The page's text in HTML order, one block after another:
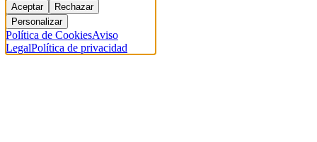
Aceptar
Rechazar
Personalizar
Política de CookiesAviso
LegalPolítica de privacidad